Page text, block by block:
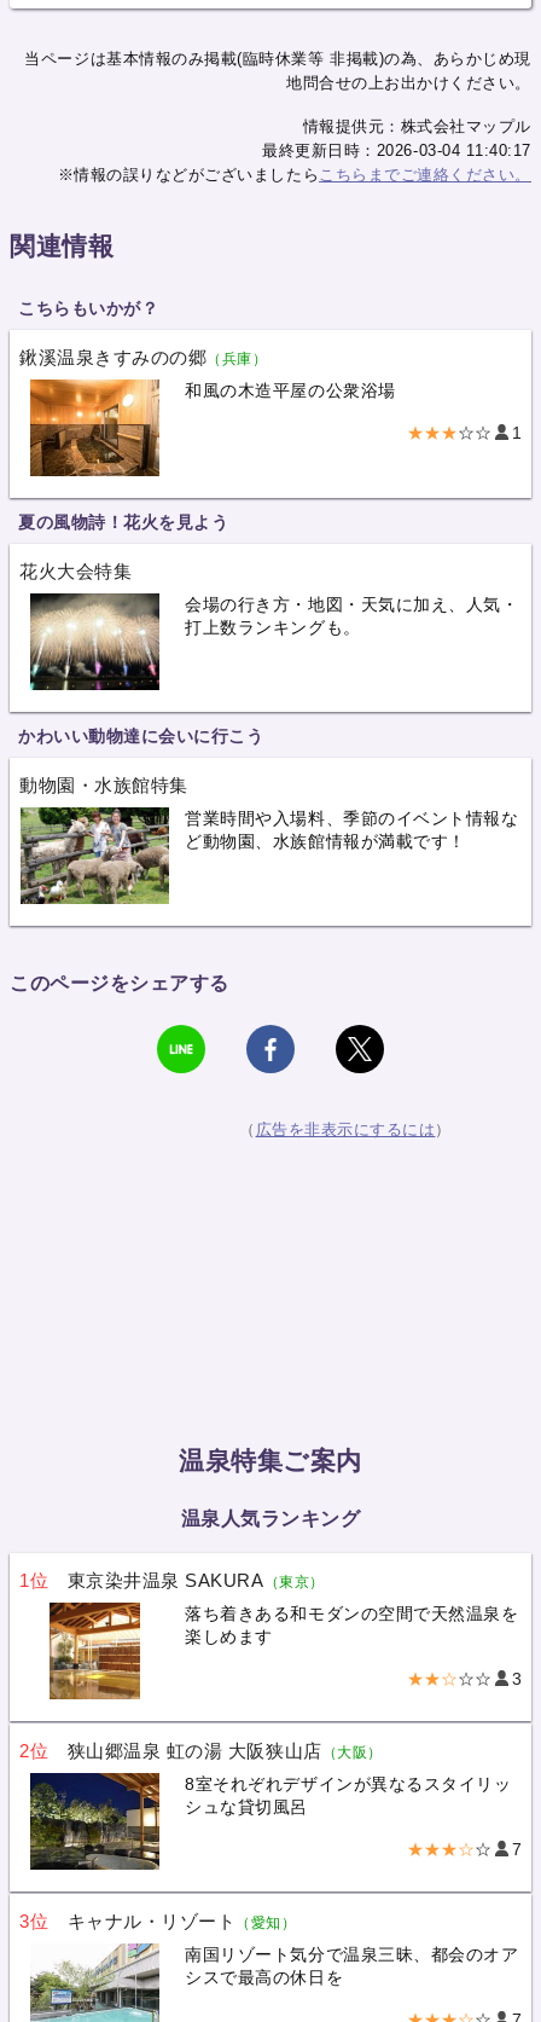
当ページは基本情報のみ掲載(臨時休業等 非掲載)の為、あらかじめ現
地問合せの上お出かけください。
情報提供元：株式会社マップル
最終更新日時：2026-03-04 11:40:17
※情報の誤りなどがございましたら こちらまでご連絡ください。
関連情報
こちらもいかが？
鍬溪温泉きすみのの郷 （兵庫）
和風の木造平屋の公衆浴場
★★★☆☆ 1
夏の風物詩！花火を見よう
花火大会特集
会場の行き方・地図・天気に加え、人気・
打上数ランキングも。
かわいい動物達に会いに行こう
動物園・水族館特集
営業時間や入場料、季節のイベント情報な
ど動物園、水族館情報が満載です！
このページをシェアする
（ 広告を非表示にするには ）
温泉特集ご案内
温泉人気ランキング
1位 東京染井温泉 SAKURA （東京）
落ち着きある和モダンの空間で天然温泉を
楽しめます
★★☆☆☆ 3
2位 狭山郷温泉 虹の湯 大阪狭山店 （大阪）
8室それぞれデザインが異なるスタイリッ
シュな貸切風呂
★★★☆☆ 7
3位 キャナル・リゾート （愛知）
南国リゾート気分で温泉三昧、都会のオア
シスで最高の休日を